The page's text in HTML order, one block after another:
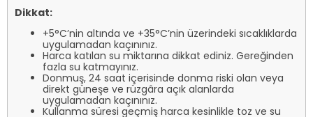
Dikkat:
+5°C’nin altında ve +35°C’nin üzerindeki sıcaklıklarda
uygulamadan kaçınınız.
Harca katılan su miktarına dikkat ediniz. Gereğinden
fazla su katmayınız.
Donmuş, 24 saat içerisinde donma riski olan veya
direkt güneşe ve rüzgâra açık alanlarda
uygulamadan kaçınınız.
Kullanma süresi geçmiş harca kesinlikle toz ve su